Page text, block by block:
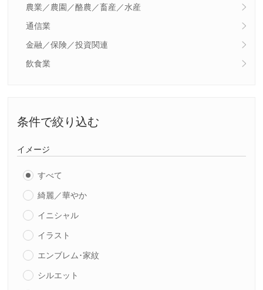
農業／農園／酪農／畜産／水産
通信業
金融／保険／投資関連
飲食業
条件で絞り込む
イメージ
すべて
綺麗／華やか
イニシャル
イラスト
エンブレム･家紋
シルエット